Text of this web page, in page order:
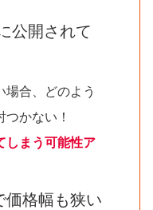
公開されて
場合、どのよう
かない！
しまう可能性ア
価格幅も狭い